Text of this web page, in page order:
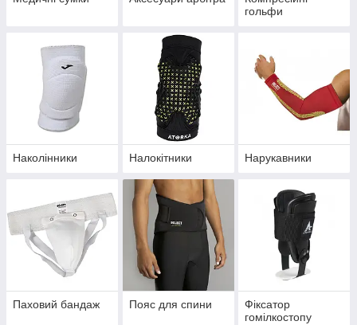
гольфи
Наколінники Налокітники Нарукавники
Паховий бандаж Пояс для спини
Фіксатор
гомілкостопу